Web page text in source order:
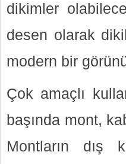
dikimler
desen olarak
modern bir
Çok amaçlı
başında mont,
Montların dış